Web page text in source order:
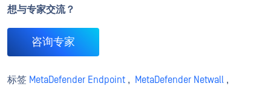
想与专家交流？
咨询专家
标签 MetaDefender Endpoint , MetaDefender Netwall ,